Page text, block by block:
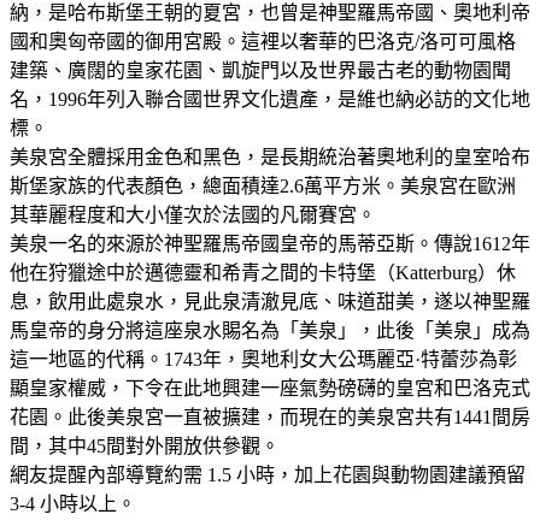
納，是哈布斯堡王朝的夏宮，也曾是神聖羅馬帝國、奧地利帝
國和奧匈帝國的御用宮殿。這裡以奢華的巴洛克/洛可可風格
建築、廣闊的皇家花園、凱旋門以及世界最古老的動物園聞
名，1996年列入聯合國世界文化遺產，是維也納必訪的文化地
標。
美泉宮全體採用金色和黑色，是長期統治著奧地利的皇室哈布
斯堡家族的代表顏色，總面積達2.6萬平方米。美泉宮在歐洲
其華麗程度和大小僅次於法國的凡爾賽宮。
美泉一名的來源於神聖羅馬帝國皇帝的馬蒂亞斯。傳說1612年
他在狩獵途中於邁德靈和希青之間的卡特堡（Katterburg）休
息，飲用此處泉水，見此泉清澈見底、味道甜美，遂以神聖羅
馬皇帝的身分將這座泉水賜名為「美泉」，此後「美泉」成為
這一地區的代稱。1743年，奧地利女大公瑪麗亞·特蕾莎為彰
顯皇家權威，下令在此地興建一座氣勢磅礴的皇宮和巴洛克式
花園。此後美泉宮一直被擴建，而現在的美泉宮共有1441間房
間，其中45間對外開放供參觀。
網友提醒內部導覽約需 1.5 小時，加上花園與動物園建議預留
3-4 小時以上。